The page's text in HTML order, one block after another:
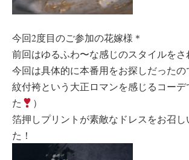
今回2度目のご参加の花嫁様＊
前回はゆるふわ〜な感じのスタイルをさ
今回は具体的に本番用をお探しだった
紋付袴という大正ロマンを感じるコーデ
た
）
箔押しプリントが素敵なドレスをお召し
た！